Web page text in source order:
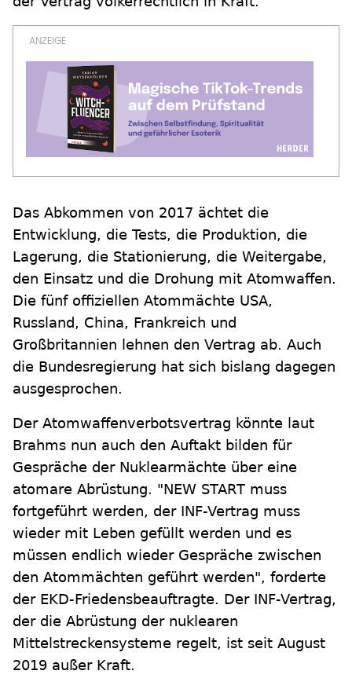
Das Abkommen von 2017 ächtet die
Entwicklung, die Tests, die Produktion, die
Lagerung, die Stationierung, die Weitergabe,
den Einsatz und die Drohung mit Atomwaffen.
Die fünf offiziellen Atommächte USA,
Russland, China, Frankreich und
Großbritannien lehnen den Vertrag ab. Auch
die Bundesregierung hat sich bislang dagegen
ausgesprochen.
Der Atomwaffenverbotsvertrag könnte laut
Brahms nun auch den Auftakt bilden für
Gespräche der Nuklearmächte über eine
atomare Abrüstung. "NEW START muss
fortgeführt werden, der INF-Vertrag muss
wieder mit Leben gefüllt werden und es
müssen endlich wieder Gespräche zwischen
den Atommächten geführt werden", forderte
der EKD-Friedensbeauftragte. Der INF-Vertrag,
der die Abrüstung der nuklearen
Mittelstreckensysteme regelt, ist seit August
2019 außer Kraft.